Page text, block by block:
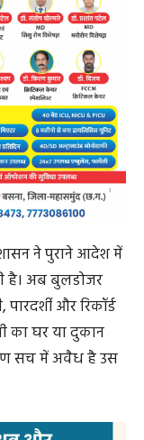
ने पुराने आदेश में
है। अब बुलडोजर
और रिकॉर्ड
का घर या दुकान
सच में अवैध है उस